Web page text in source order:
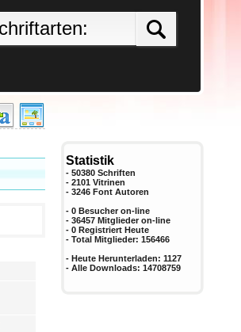
Statistik
- 50380 Schriften
- 2101 Vitrinen
- 3246 Font Autoren
- 0 Besucher on-line
- 36457 Mitglieder on-line
- 0 Registriert Heute
- Total Mitglieder: 156466
- Heute Herunterladen: 1127
- Alle Downloads: 14708759